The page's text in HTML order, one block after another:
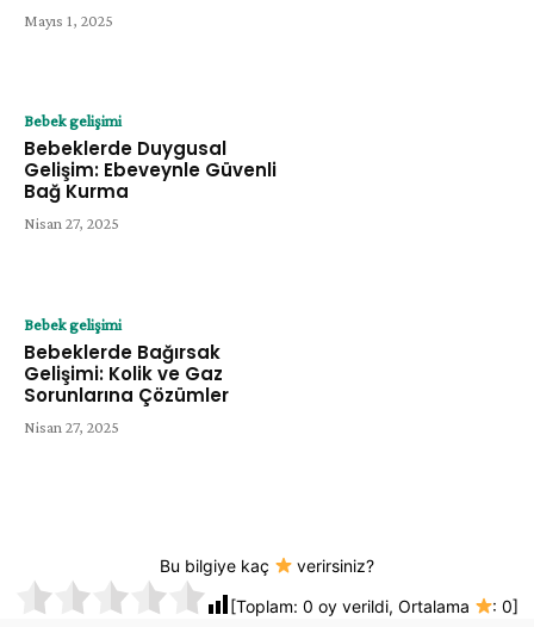
Mayıs 1, 2025
Bebek gelişimi
Bebeklerde Duygusal
Gelişim: Ebeveynle Güvenli
Bağ Kurma
Nisan 27, 2025
Bebek gelişimi
Bebeklerde Bağırsak
Gelişimi: Kolik ve Gaz
Sorunlarına Çözümler
Nisan 27, 2025
Bu bilgiye kaç
verirsiniz?
[Toplam: 0 oy verildi, Ortalama :0]